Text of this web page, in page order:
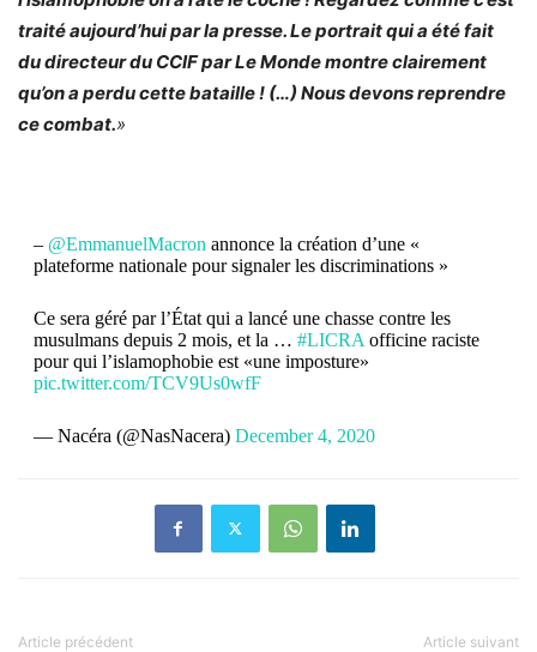
traité aujourd’hui par la presse. Le portrait qui a été fait
du directeur du CCIF par Le Monde montre clairement
qu’on a perdu cette bataille ! (…) Nous devons reprendre
ce combat.»
– @EmmanuelMacron annonce la création d’une «
plateforme nationale pour signaler les discriminations »
Ce sera géré par l’État qui a lancé une chasse contre les
musulmans depuis 2 mois, et la … #LICRA officine raciste
pour qui l’islamophobie est «une imposture»
pic.twitter.com/TCV9Us0wfF
— Nacéra (@NasNacera) December 4, 2020
Article précédent Article suivant